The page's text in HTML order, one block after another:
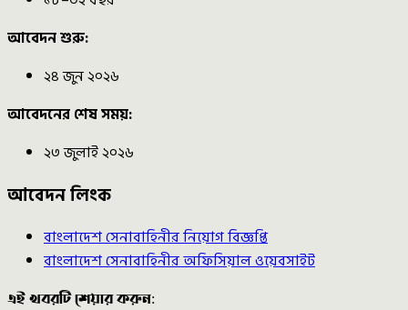
আবেদন শুরু:
২৪ জুন ২০২৬
আবেদনের শেষ সময়:
২৩ জুলাই ২০২৬
আবেদন লিংক
বাংলাদেশ সেনাবাহিনীর নিয়োগ বিজ্ঞপ্তি
বাংলাদেশ সেনাবাহিনীর অফিসিয়াল ওয়েবসাইট
এই খবরটি শেয়ার করুন: